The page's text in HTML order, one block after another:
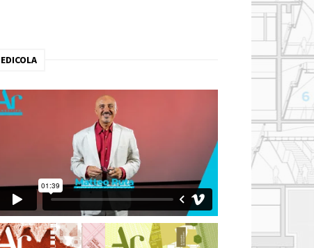
EDICOLA